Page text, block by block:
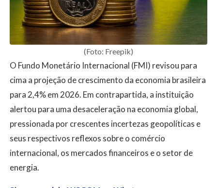
(Foto: Freepik)
O Fundo Monetário Internacional (FMI) revisou para
cima a projeção de crescimento da economia brasileira
para 2,4% em 2026. Em contrapartida, a instituição
alertou para uma desaceleração na economia global,
pressionada por crescentes incertezas geopolíticas e
seus respectivos reflexos sobre o comércio
internacional, os mercados financeiros e o setor de
energia.